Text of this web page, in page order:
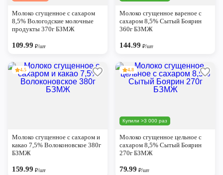
Череповец
Ярославль
Молоко сгущенное с сахаром
8,5% Вологодские молочные
продукты 370г БЗМЖ
109.99 ₽/шт
Молоко сгущенное вареное с
сахаром 8,5% Сытый Боярин
360г БЗМЖ
144.99 ₽/шт
4.5
Молоко сгущенное с сахаром и
какао 7,5% Волоконовское 380г
БЗМЖ
159.99 ₽/шт
Купили >3 000 раз
4.8
Молоко сгущенное цельное с
сахаром 8,5% Сытый Боярин
270г БЗМЖ
79.99₽/шт